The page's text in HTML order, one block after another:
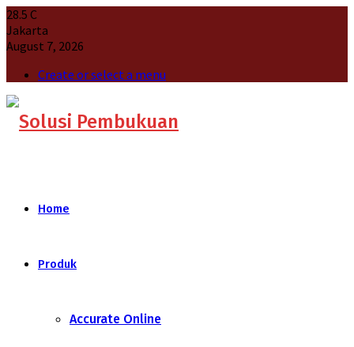
28.5 C
Jakarta
August 7, 2026
Create or select a menu
Home
Produk
Accurate Online